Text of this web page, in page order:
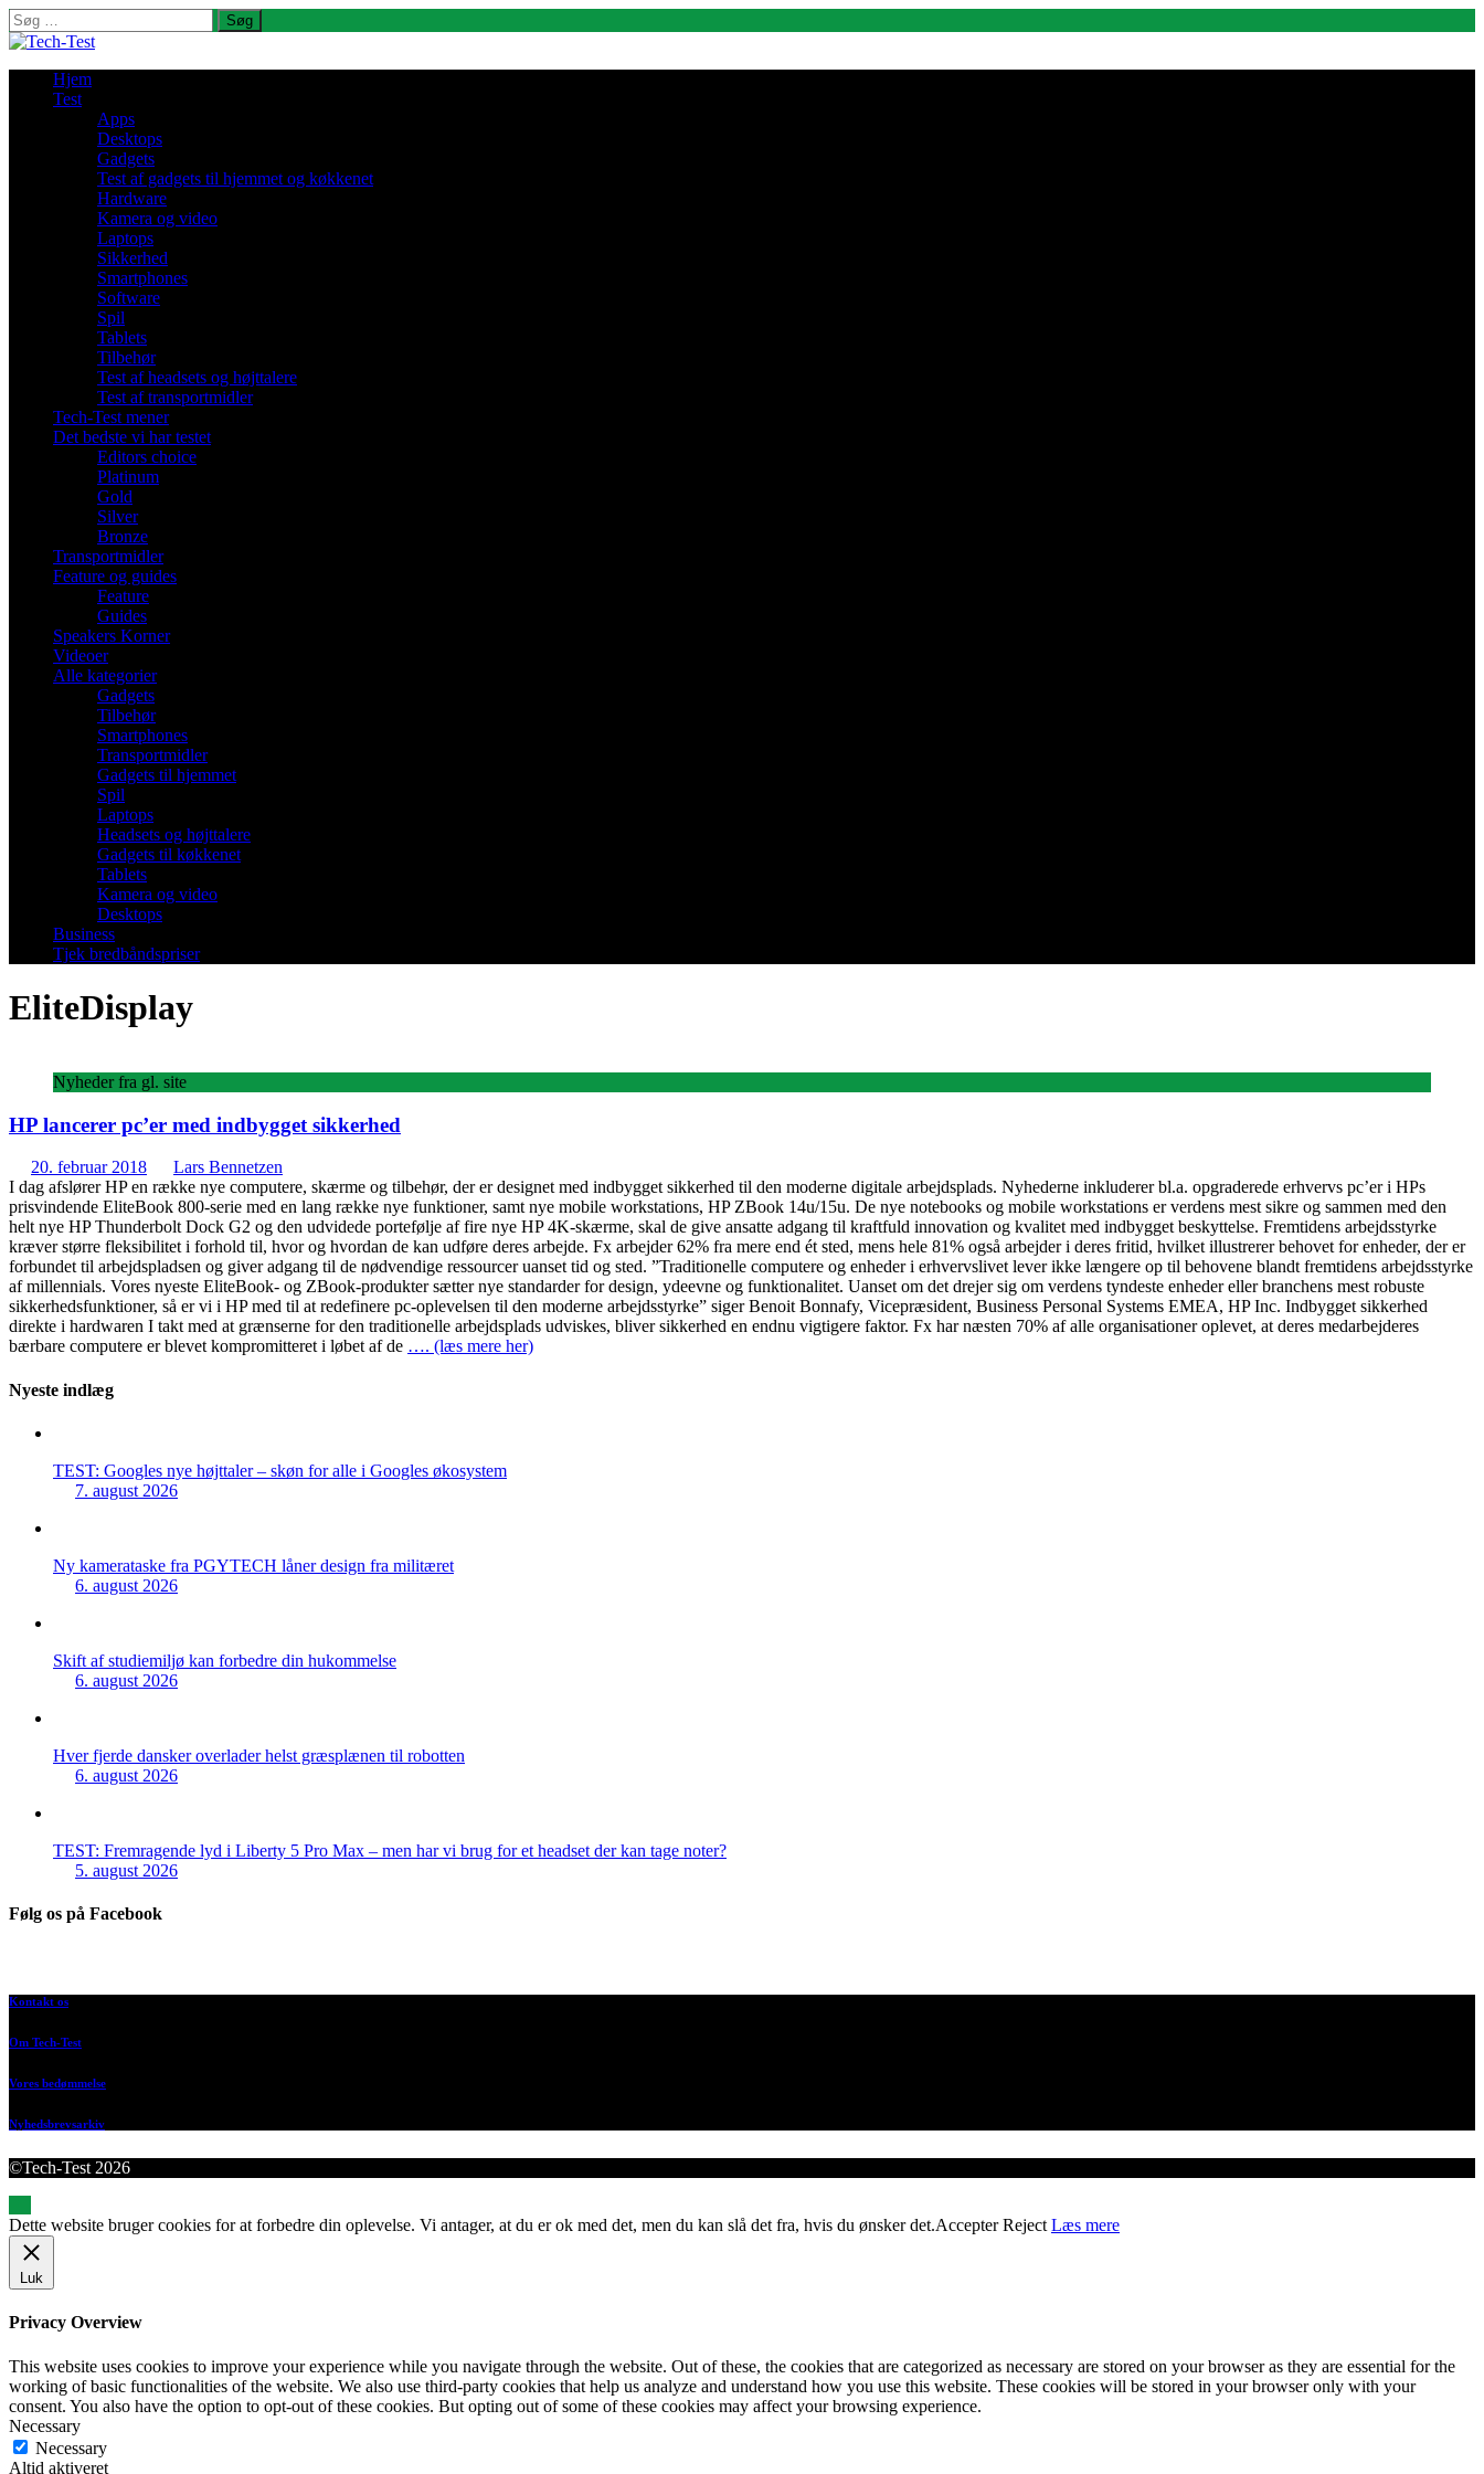
Søg
efter:
Hjem
Test
Apps
Desktops
Gadgets
Test af gadgets til hjemmet og køkkenet
Hardware
Kamera og video
Laptops
Sikkerhed
Smartphones
Software
Spil
Tablets
Tilbehør
Test af headsets og højttalere
Test af transportmidler
Tech-Test mener
Det bedste vi har testet
Editors choice
Platinum
Gold
Silver
Bronze
Transportmidler
Feature og guides
Feature
Guides
Speakers Korner
Videoer
Alle kategorier
Gadgets
Tilbehør
Smartphones
Transportmidler
Gadgets til hjemmet
Spil
Laptops
Headsets og højttalere
Gadgets til køkkenet
Tablets
Kamera og video
Desktops
Business
Tjek bredbåndspriser
EliteDisplay
Nyheder fra gl. site
HP lancerer pc’er med indbygget sikkerhed
20. februar 2018
Lars Bennetzen
I dag afslører HP en række nye computere, skærme og tilbehør, der er designet med indbygget sikkerhed til den moderne digitale arbejdsplads. Nyhederne inkluderer bl.a. opgraderede erhvervs pc’er i HPs
prisvindende EliteBook 800-serie med en lang række nye funktioner, samt nye mobile workstations, HP ZBook 14u/15u. De nye notebooks og mobile workstations er verdens mest sikre og sammen med den
helt nye HP Thunderbolt Dock G2 og den udvidede portefølje af fire nye HP 4K-skærme, skal de give ansatte adgang til kraftfuld innovation og kvalitet med indbygget beskyttelse. Fremtidens arbejdsstyrke
kræver større fleksibilitet i forhold til, hvor og hvordan de kan udføre deres arbejde. Fx arbejder 62% fra mere end ét sted, mens hele 81% også arbejder i deres fritid, hvilket illustrerer behovet for enheder, der er
forbundet til arbejdspladsen og giver adgang til de nødvendige ressourcer uanset tid og sted. ”Traditionelle computere og enheder i erhvervslivet lever ikke længere op til behovene blandt fremtidens arbejdsstyrke
af millennials. Vores nyeste EliteBook- og ZBook-produkter sætter nye standarder for design, ydeevne og funktionalitet. Uanset om det drejer sig om verdens tyndeste enheder eller branchens mest robuste
sikkerhedsfunktioner, så er vi i HP med til at redefinere pc-oplevelsen til den moderne arbejdsstyrke” siger Benoit Bonnafy, Vicepræsident, Business Personal Systems EMEA, HP Inc. Indbygget sikkerhed
direkte i hardwaren I takt med at grænserne for den traditionelle arbejdsplads udviskes, bliver sikkerhed en endnu vigtigere faktor. Fx har næsten 70% af alle organisationer oplevet, at deres medarbejderes
bærbare computere er blevet kompromitteret i løbet af de …. (læs mere her)
Nyeste indlæg
TEST: Googles nye højttaler – skøn for alle i Googles økosystem
7. august 2026
Ny kamerataske fra PGYTECH låner design fra militæret
6. august 2026
Skift af studiemiljø kan forbedre din hukommelse
6. august 2026
Hver fjerde dansker overlader helst græsplænen til robotten
6. august 2026
TEST: Fremragende lyd i Liberty 5 Pro Max – men har vi brug for et headset der kan tage noter?
5. august 2026
Følg os på Facebook
Kontakt os
Om Tech-Test
Vores bedømmelse
Nyhedsbrevsarkiv
©Tech-Test 2026
Dette website bruger cookies for at forbedre din oplevelse. Vi antager, at du er ok med det, men du kan slå det fra, hvis du ønsker det.Accepter Reject Læs mere
Luk
Privacy Overview
This website uses cookies to improve your experience while you navigate through the website. Out of these, the cookies that are categorized as necessary are stored on your browser as they are essential for the
working of basic functionalities of the website. We also use third-party cookies that help us analyze and understand how you use this website. These cookies will be stored in your browser only with your
consent. You also have the option to opt-out of these cookies. But opting out of some of these cookies may affect your browsing experience.
Necessary
Necessary
Altid aktiveret